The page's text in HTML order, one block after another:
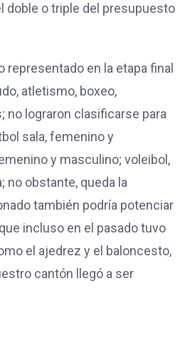
doble o triple del presupuesto
en la etapa final
atletismo, boxeo,
no lograron clasificarse para
sala, femenino y
y masculino; voleibol,
no obstante, queda la
también podría potenciar
incluso en el pasado tuvo
el ajedrez y el baloncesto,
cantón llegó a ser